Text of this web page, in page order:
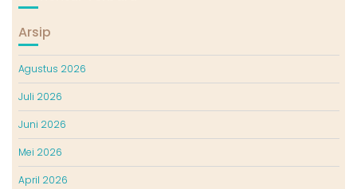
Arsip
Agustus 2026
Juli 2026
Juni 2026
Mei 2026
April 2026